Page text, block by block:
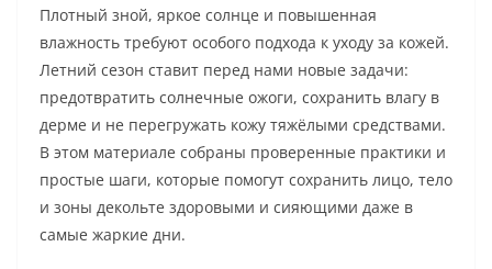
Плотный зной, яркое солнце и повышенная
влажность требуют особого подхода к уходу за кожей.
Летний сезон ставит перед нами новые задачи:
предотвратить солнечные ожоги, сохранить влагу в
дерме и не перегружать кожу тяжёлыми средствами.
В этом материале собраны проверенные практики и
простые шаги, которые помогут сохранить лицо, тело
и зоны декольте здоровыми и сияющими даже в
самые жаркие дни.